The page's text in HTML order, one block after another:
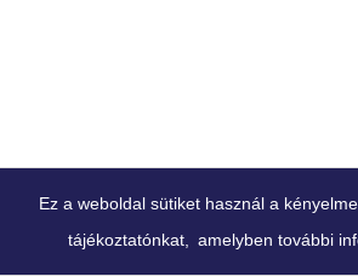
Ez a weboldal sütiket használ a
tájékoztatónkat,
amelyben további